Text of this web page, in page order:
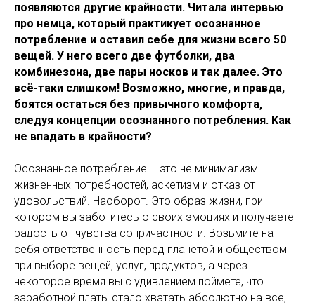
появляются другие крайности. Читала интервью
про немца, который практикует осознанное
потребление и оставил себе для жизни всего 50
вещей. У него всего две футболки, два
комбинезона, две пары носков и так далее. Это
всё-таки слишком! Возможно, многие, и правда,
боятся остаться без привычного комфорта,
следуя концепции осознанного потребления. Как
не впадать в крайности?
Осознанное потребление – это не минимализм
жизненных потребностей, аскетизм и отказ от
удовольствий. Наоборот. Это образ жизни, при
котором вы заботитесь о своих эмоциях и получаете
радость от чувства сопричастности. Возьмите на
себя ответственность перед планетой и обществом
при выборе вещей, услуг, продуктов, а через
некоторое время вы с удивлением поймете, что
заработной платы стало хватать абсолютно на все,